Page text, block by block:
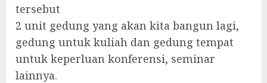
tersebut
2 unit gedung yang akan kita bangun lagi,
gedung untuk kuliah dan gedung tempat
untuk keperluan konferensi, seminar
lainnya.